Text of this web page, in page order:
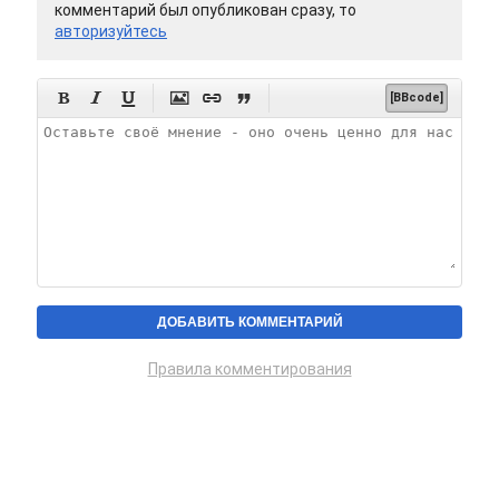
комментарий был опубликован сразу, то
авторизуйтесь
      [BBcode]
Правила комментирования